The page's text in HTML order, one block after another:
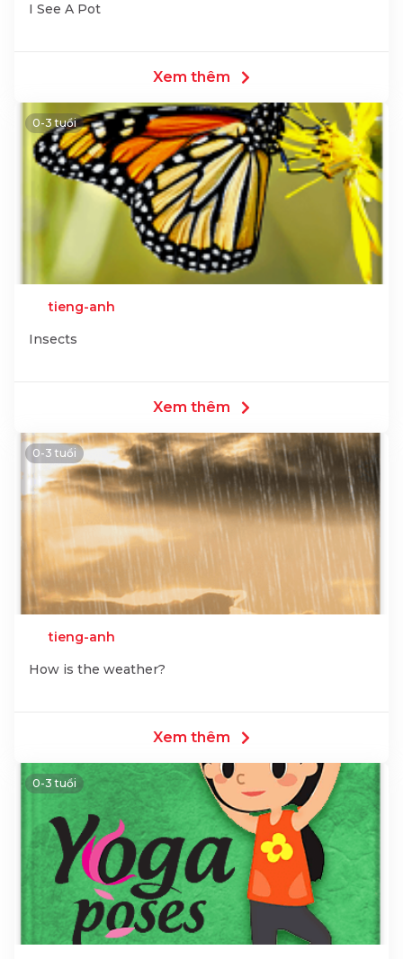
I See A Pot
Xem thêm
0-3 tuổi
tieng-anh
Insects
Xem thêm
0-3 tuổi
tieng-anh
How is the weather?
Xem thêm
0-3 tuổi